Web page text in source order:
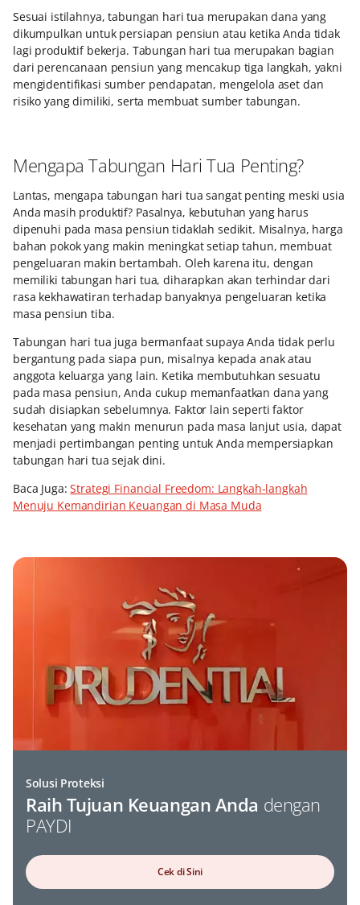
Sesuai istilahnya, tabungan hari tua merupakan dana yang
dikumpulkan untuk persiapan pensiun atau ketika Anda tidak
lagi produktif bekerja. Tabungan hari tua merupakan bagian
dari perencanaan pensiun yang mencakup tiga langkah, yakni
mengidentifikasi sumber pendapatan, mengelola aset dan
risiko yang dimiliki, serta membuat sumber tabungan.
Mengapa Tabungan Hari Tua Penting?
Lantas, mengapa tabungan hari tua sangat penting meski usia
Anda masih produktif? Pasalnya, kebutuhan yang harus
dipenuhi pada masa pensiun tidaklah sedikit. Misalnya, harga
bahan pokok yang makin meningkat setiap tahun, membuat
pengeluaran makin bertambah. Oleh karena itu, dengan
memiliki tabungan hari tua, diharapkan akan terhindar dari
rasa kekhawatiran terhadap banyaknya pengeluaran ketika
masa pensiun tiba.
Tabungan hari tua juga bermanfaat supaya Anda tidak perlu
bergantung pada siapa pun, misalnya kepada anak atau
anggota keluarga yang lain. Ketika membutuhkan sesuatu
pada masa pensiun, Anda cukup memanfaatkan dana yang
sudah disiapkan sebelumnya. Faktor lain seperti faktor
kesehatan yang makin menurun pada masa lanjut usia, dapat
menjadi pertimbangan penting untuk Anda mempersiapkan
tabungan hari tua sejak dini.
Baca Juga:Strategi Financial Freedom: Langkah-langkah
Menuju Kemandirian Keuangan di Masa Muda
Solusi Proteksi
Raih Tujuan Keuangan Anda dengan
PAYDI
Cek di Sini